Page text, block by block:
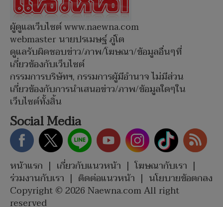
ผู้ดูแลเว็บไซต์ www.naewna.com
webmaster นายปรเมษฐ์ ภู่โต
ดูแลรับผิดชอบข่าว/ภาพ/โฆษณา/ข้อมูลอื่นๆที่
เกี่ยวข้องกับเว็บไซต์
กรรมการบริษัทฯ, กรรมการผู้มีอำนาจ ไม่มีส่วน
เกี่ยวข้องกับการนำเสนอข่าว/ภาพ/ข้อมูลใดๆใน
เว็บไซต์ทั้งสิ้น
Social Media
หน้าแรก | เกี่ยวกับแนวหน้า | โฆษณากับเรา |
ร่วมงานกับเรา | ติดต่อแนวหน้า | นโยบายข้อตกลง
Copyright © 2026 Naewna.com All right
reserved